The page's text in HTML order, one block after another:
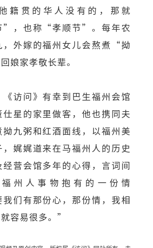
籍贯的华人没有的，那就
”，也称“孝顺节”。每年农
，外嫁的福州女儿会熬煮“拗
娘家孝敬长辈。
《访问》有幸到巴生福州会馆
仕星的家里做客，他也携同夫
拗九粥和红酒面线，以福州美
娓娓道来在马福州人的历史
经营会馆多年的心得，言词间
州人事物抱有的一份情
们有那份心，那份情，我相
容易很多。”